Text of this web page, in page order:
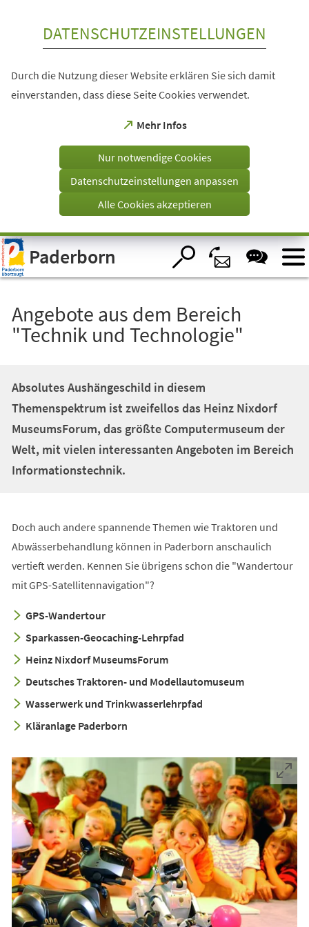
Visuelle
Assistenzsoftware
öffnen.
DATENSCHUTZEINSTELLUNGEN
Durch die Nutzung dieser Website erklären Sie sich damit
einverstanden, dass diese Seite Cookies verwendet.
Mehr Infos
(Öffnet
einem
Tab)
Nur notwendige Cookies
Datenschutzeinstellungen anpassen
Alle Cookies akzeptieren
Paderborn
Angebote aus dem Bereich
"Technik und Technologie"
Absolutes Aushängeschild in diesem
Themenspektrum ist zweifellos das Heinz Nixdorf
MuseumsForum, das größte Computermuseum der
Welt, mit vielen interessanten Angeboten im Bereich
Informationstechnik.
Doch auch andere spannende Themen wie Traktoren und
Abwässerbehandlung können in Paderborn anschaulich
vertieft werden. Kennen Sie übrigens schon die "Wandertour
mit GPS-Satellitennavigation"?
GPS-Wandertour
Sparkassen-Geocaching-Lehrpfad
Heinz Nixdorf MuseumsForum
Deutsches Traktoren- und Modellautomuseum
Wasserwerk und Trinkwasserlehrpfad
Kläranlage Paderborn